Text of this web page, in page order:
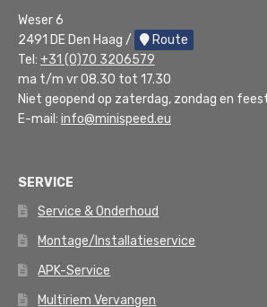
Weser 6
2491 DE Den Haag /
Route
Tel: +31 (0)70 3206579
ma t/m vr 08.30 tot 17.30
Niet geopend op zaterdag, zondag en
E-mail: info@minispeed.eu
SERVICE
Service & Onderhoud
Montage/Installatieservice
APK-Service
Multiriem Vervangen